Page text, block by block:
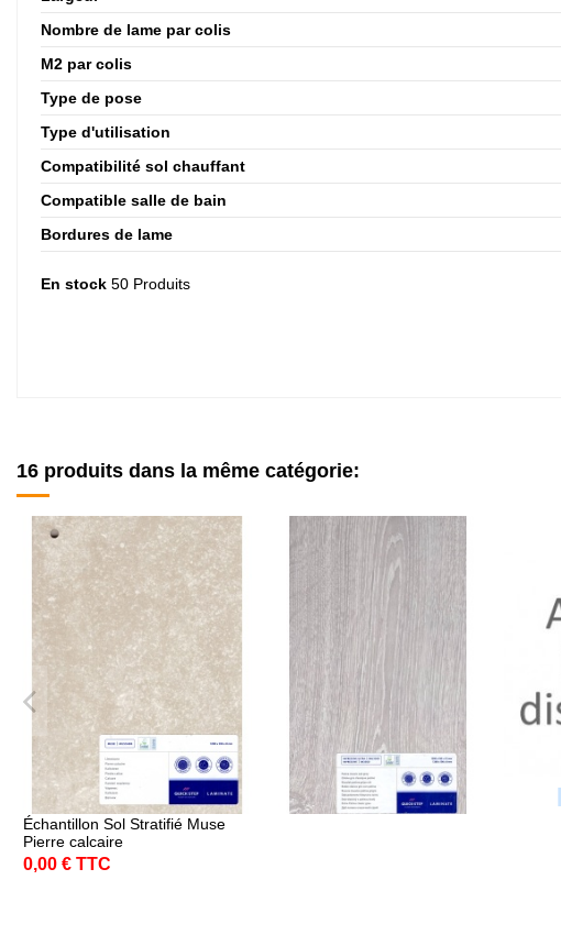
Nombre de lame par colis
M2 par colis
Type de pose
Type d'utilisation
Compatibilité sol chauffant
Compatible salle de bain
Bordures de lame
En stock 50 Produits
16 produits dans la même catégorie:
Échantillon Sol Stratifié Muse
Pierre calcaire
0,00 € TTC